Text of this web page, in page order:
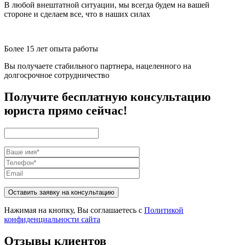
В любой внештатной ситуации, мы всегда будем на вашей
стороне и сделаем все, что в наших силах
Более 15 лет опыта работы
Вы получаете стабильного партнера, нацеленного на
долгосрочное сотрудничество
Получите бесплатную консультацию
юриста прямо сейчас!
Оставить заявку на консультацию
Нажимая на кнопку, Вы соглашаетесь с Политикой
конфиденциальности сайта
Отзывы клиентов